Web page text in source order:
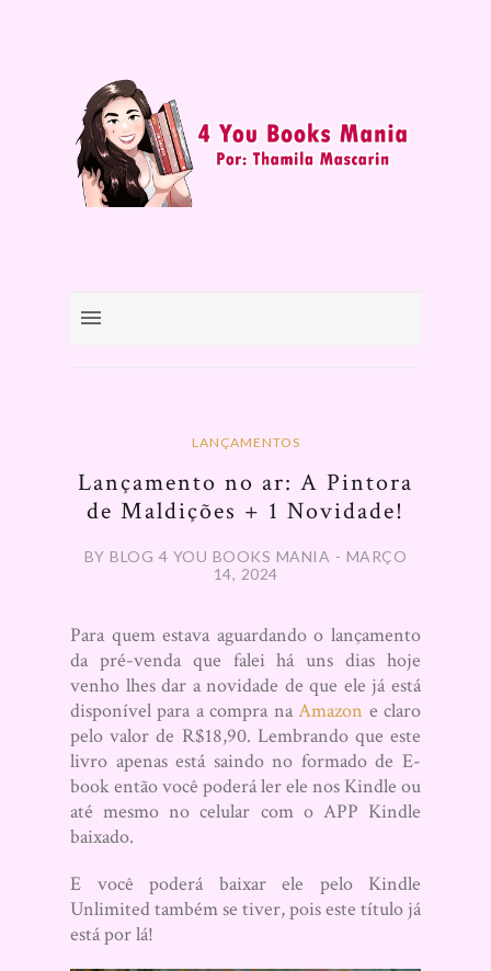
LANÇAMENTOS
Lançamento no ar: A Pintora
de Maldições + 1 Novidade!
BY BLOG 4 YOU BOOKS MANIA - MARÇO
14, 2024
Para quem estava aguardando o lançamento
da pré-venda que falei há uns dias hoje
venho lhes dar a novidade de que ele já está
disponível para a compra naAmazon e claro
pelo valor de R$18,90. Lembrando que este
livro apenas está saindo no formado de E-
book então você poderá ler ele nos Kindle ou
até mesmo no celular com o APP Kindle
baixado.
E você poderá baixar ele pelo Kindle
Unlimited também se tiver, pois este título já
está por lá!